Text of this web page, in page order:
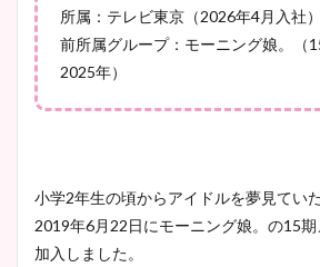
宇賀神
所属：テレビ東京（2026年4月入社）
前所属グループ：モーニング娘。（
2025年）
小学2年生の頃からアイドルを夢見てい
2019年6月22日にモーニング娘。の15
加入しました。